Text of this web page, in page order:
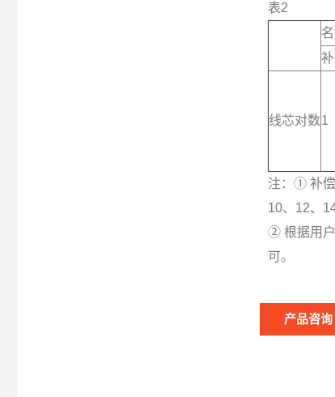
表2
线芯对数1
注：① 补偿
10、12、
② 根据用户
可。
产品咨询